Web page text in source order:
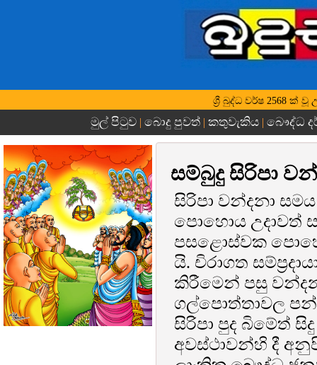
ශ්‍රී බුද්ධ වර්ෂ 2568 ක් වූ
මුල් පිටුව | බොදු පුවත්| කතුවැකිය| බෞද්ධ
සම්බුදු සිරිපා
සිරිපා වන්දනා
පොහොය උදාවත්
පසළොස්වක
යි. චිරාගත
කිරීමෙන් පසු
ගල්පොත්තාවල
සිරිපා පුද බිමේත්
අවස්ථාවන්හි දී